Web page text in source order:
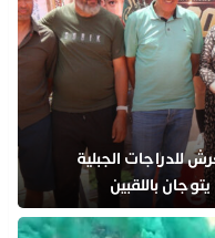
للدراجات الجبلية
باللقبين